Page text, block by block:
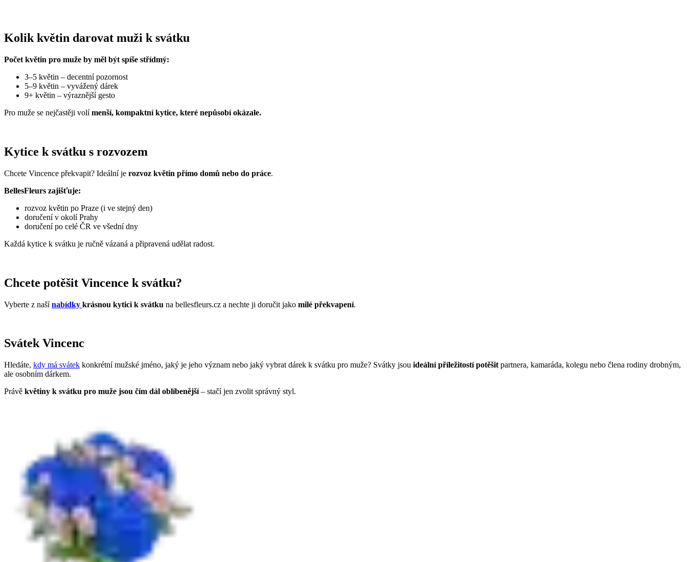
Kolik květin darovat muži k svátku
Počet květin pro muže by měl být spíše střídmý:
3–5 květin – decentní pozornost
5–9 květin – vyvážený dárek
9+ květin – výraznější gesto
Pro muže se nejčastěji volímenší, kompaktní kytice, které nepůsobí okázale.
Kytice k svátku s rozvozem
Chcete Vincence překvapit? Ideální je rozvoz květin přímo domů nebo do práce.
BellesFleurs zajišťuje:
rozvoz květin po Praze (i ve stejný den)
doručení v okolí Prahy
doručení po celé ČR ve všední dny
Každá kytice k svátku je ručně vázaná a připravená udělat radost.
Chcete potěšit Vincence k svátku?
Vyberte z našínabídky krásnou kytici k svátku na bellesfleurs.cz a nechte ji doručit jako milé překvapení.
Svátek Vincenc
Hledáte, kdy má svátek konkrétní mužské jméno, jaký je jeho význam nebo jaký vybrat dárek k svátku pro muže? Svátky jsou ideální příležitostí potěšit partnera, kamaráda, kolegu nebo člena rodiny drobným,
ale osobním dárkem.
Právě květiny k svátku pro muže jsou čím dál oblíbenější– stačí jen zvolit správný styl.